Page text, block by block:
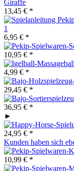
Giraffe
13,45 € *
1
6,95 € *
10,95 € *
4,99 € *
29,45 € *
36,95 € *
►
24,95 € *
Kunden haben sich
10,99 € *